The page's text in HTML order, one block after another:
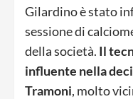
Gilardino è stato
sessione di
della società. Il
influente nella
Tramoni, molto